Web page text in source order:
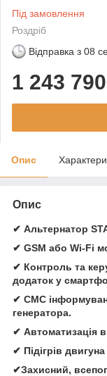
Під замовлення
Роздріб
Відправка з 08
1 243 790
Опис
Опис
✔ Альтернатор
✔ GSM або Wi-Fi
✔ Контроль та
додаток у
✔ СМС
генератора.
✔ Автоматизація
✔ Підігрів
✔Захисний,